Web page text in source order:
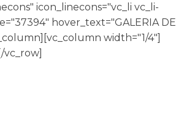
icon_linecons="vc_li vc_li-
hover_text="GALERIA DE
width="1/4"]
vc_row]